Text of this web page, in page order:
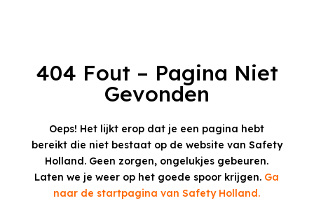
404 Fout – Pagina Niet
Gevonden
Oeps! Het lijkt erop dat je een pagina hebt
bereikt die niet bestaat op de website van Safety
Holland. Geen zorgen, ongelukjes gebeuren.
Laten we je weer op het goede spoor krijgen. Ga
naar de startpagina van Safety Holland.